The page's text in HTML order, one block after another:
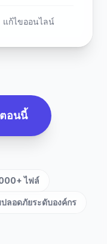
แก้ไขออนไลน์
ตอนนี้
ไฟล์
ลอดภัยระดับองค์กร